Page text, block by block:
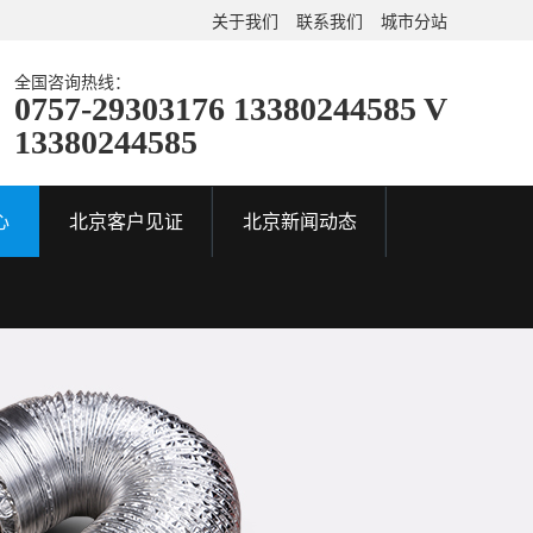
关于我们 联系我们 城市分站
全国咨询热线：
0757-29303176 13380244585 V
13380244585
北京客户见证 北京新闻动态